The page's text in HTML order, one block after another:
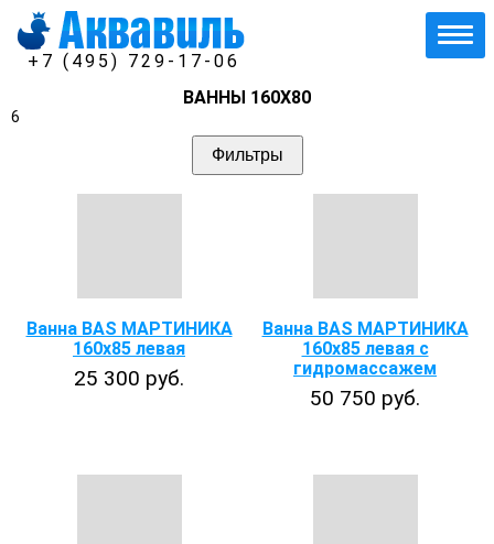
+7 (495) 729-17-06
ВАННЫ 160Х80
6
Фильтры
Ванна BAS МАРТИНИКА
160х85 левая
25 300 руб.
Ванна BAS МАРТИНИКА
160x85 левая с
гидромассажем
50 750 руб.